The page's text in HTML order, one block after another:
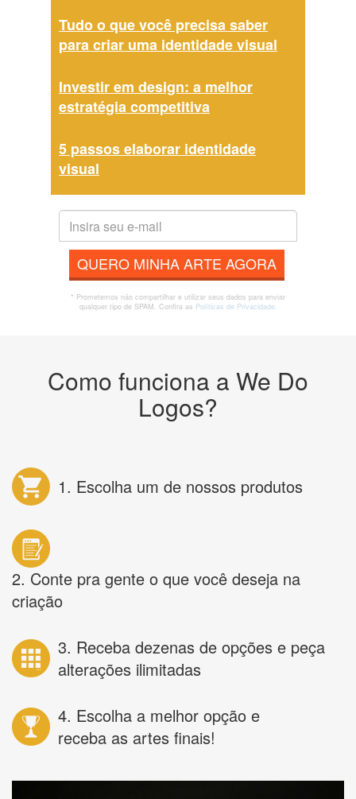
Tudo o que você precisa saber
para criar uma identidade visual
Investir em design: a melhor
estratégia competitiva
5 passos elaborar identidade
visual
QUERO MINHA ARTE AGORA
* Prometemos não compartilhar e utilizar seus dados para enviar
qualquer tipo de SPAM. Confira as Políticas de Privacidade.
Como funciona a We Do
Logos?
1. Escolha um de nossos produtos
2. Conte pra gente o que você deseja na
criação
3. Receba dezenas de opções e peça
alterações ilimitadas
4. Escolha a melhor opção e
receba as artes finais!